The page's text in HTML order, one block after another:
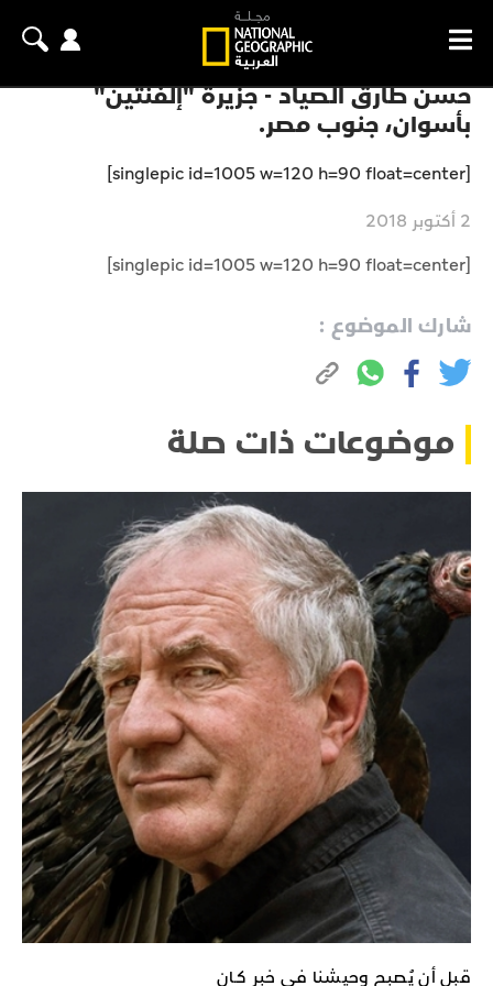
حسن طارق الصياد - جزيرة "إلفنتين"
بأسوان، جنوب مصر.
[singlepic id=1005 w=120 h=90 float=center]
2 أكتوبر 2018
[singlepic id=1005 w=120 h=90 float=center]
شارك الموضوع :
موضوعات ذات صلة
قبل أن يُصبح وحيشنا في خبر كـان